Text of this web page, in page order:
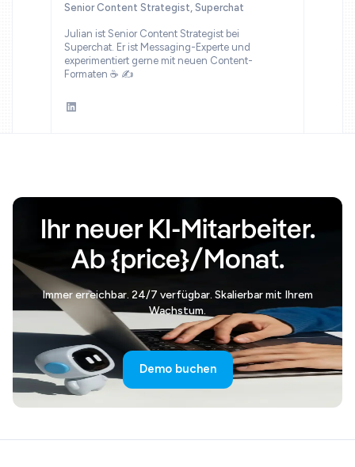
Senior Content Strategist, Superchat
Julian ist Senior Content Strategist bei
Superchat. Er ist Messaging-Experte und
experimentiert gerne mit neuen Content-
Formaten ☕ ✍️
Ihr neuer KI-Mitarbeiter.
Ab {price}/Monat.
Immer erreichbar. 24/7 verfügbar. Skalierbar mit Ihrem
Wachstum.
Demo buchen